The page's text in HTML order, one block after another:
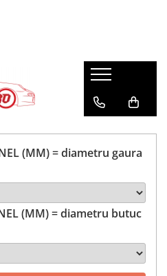
(MM) = diametru gaura
(MM) = diametru butuc